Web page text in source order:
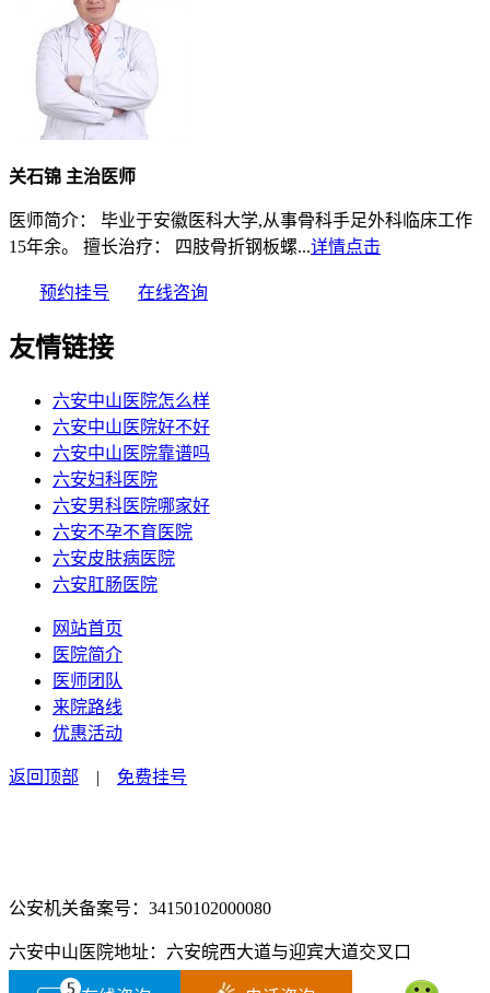
关石锦 主治医师
医师简介： 毕业于安徽医科大学,从事骨科手足外科临床工作
15年余。 擅长治疗： 四肢骨折钢板螺...详情点击
预约挂号 在线咨询
友情链接
六安中山医院怎么样
六安中山医院好不好
六安中山医院靠谱吗
六安妇科医院
六安男科医院哪家好
六安不孕不育医院
六安皮肤病医院
六安肛肠医院
网站首页
医院简介
医师团队
来院路线
优惠活动
返回顶部 | 免费挂号
公安机关备案号：34150102000080
六安中山医院地址：六安皖西大道与迎宾大道交叉口